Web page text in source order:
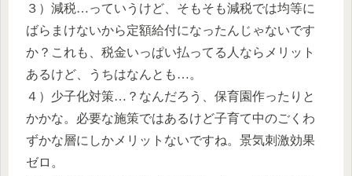
３）減税…っていうけど、そもそも減税では均等に
ばらまけないから定額給付になったんじゃないです
か？これも、税金いっぱい払ってる人ならメリット
あるけど、うちはなんとも…。
４）少子化対策…？なんだろう、保育園作ったりと
かかな。必要な施策ではあるけど子育て中のごくわ
ずかな層にしかメリットないですね。景気刺激効果
ゼロ。